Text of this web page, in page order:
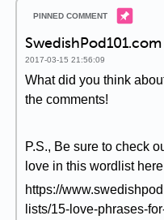
SwedishPod101.com
2017-03-15 21:56:09
What did you think
the comments!
P.S., Be sure to check
love in this wordlist
https://
lists/15-love-phrases-